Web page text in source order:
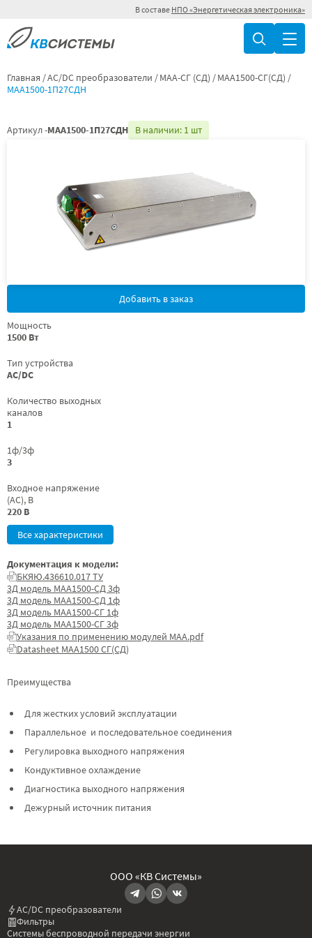
В составе НПО «Энергетическая электроника»
Главная AC/DC преобразователи МАА-СГ (СД)
МАА1500-СГ(СД)
МАА1500-1П27СДН
Артикул -МАА1500-1П27СДН В наличии: 1 шт
Добавить в заказ
Мощность
1500 Вт
Тип устройства
AC/DC
Количество выходных
каналов
1
1ф/3ф
3
Входное напряжение
(AC), В
220 В
Все характеристики
Преимущества
Для жестких условий эксплуатации
Параллельное и последовательное соединения
Регулировка выходного напряжения
Кондуктивное охлаждение
Диагностика выходного напряжения
Дежурный источник питания
Документация к модели:
БКЯЮ.436610.017 ТУ
3Д модель МАА1500-СД 3ф
3Д модель МАА1500-СД 1ф
3Д модель МАА1500-СГ 1ф
3Д модель МАА1500-СГ 3ф
Указания по применению модулей МАА.pdf
Datasheet МАА1500 СГ(СД)
ООО «КВ Системы»
AC/DC преобразователи
Фильтры
Системы беспроводной передачи энергии